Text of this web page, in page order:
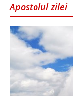
Apostolul zilei